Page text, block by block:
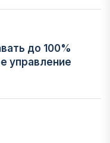
до 100%
управление